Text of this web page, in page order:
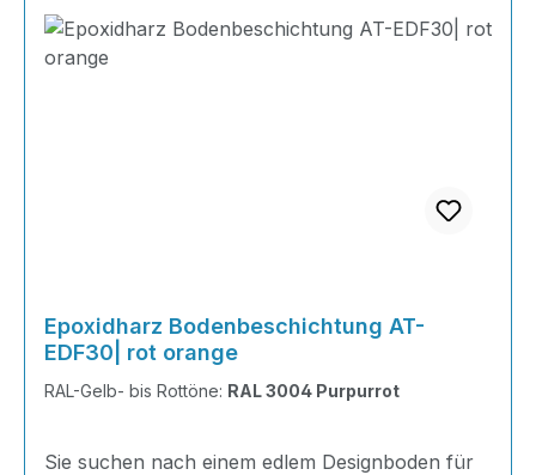
Epoxidharz Bodenbeschichtung AT-
EDF30| rot orange
RAL-Gelb- bis Rottöne: RAL 3004 Purpurrot
Sie suchen nach einem edlem Designboden für